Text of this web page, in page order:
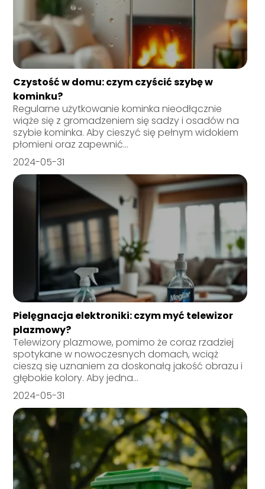
Czystość w domu: czym czyścić szybę w
kominku?
Regularne użytkowanie kominka nieodłącznie
wiąże się z gromadzeniem się sadzy i osadów na
szybie kominka. Aby cieszyć się pełnym widokiem
płomieni oraz zapewnić...
2024-05-31
Pielęgnacja elektroniki: czym myć telewizor
plazmowy?
Telewizory plazmowe, pomimo że coraz rzadziej
spotykane w nowoczesnych domach, wciąż
cieszą się uznaniem za doskonałą jakość obrazu i
głębokie kolory. Aby jedna...
2024-05-31